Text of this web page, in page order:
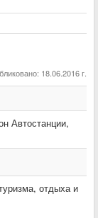
18.06.2016 г.
Автостанции,
отдыха и